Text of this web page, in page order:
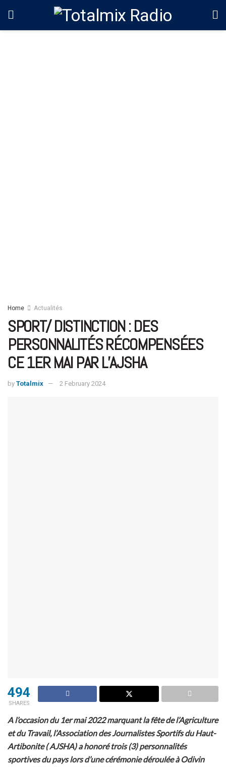
Home Actualités
SPORT/ DISTINCTION : DES
PERSONNALITÉS RÉCOMPENSÉES
CE 1ER MAI PAR L’AJSHA
by Totalmix 2 February 2024
494
SHARES
A l’occasion du 1er mai 2022 marquant la fête de l’Agriculture
et du Travail, l’Association des Journalistes Sportifs du Haut-
Artibonite ( AJSHA) a honoré trois (3) personnalités
sportives du pays lors d’une cérémonie déroulée à Odivin